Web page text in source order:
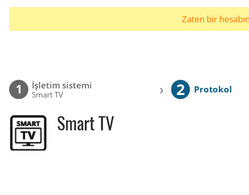
Zaten bir
1 İşletim sistemi
Smart TV › 2 Protokol
Smart TV